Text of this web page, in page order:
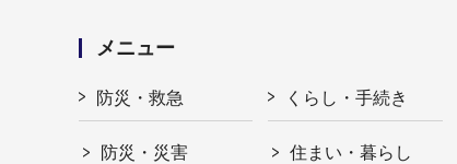
メニュー
防災・救急
防災・災害
くらし・手続き
住まい・暮らし